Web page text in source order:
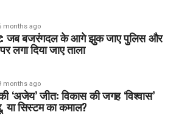
months ago
जब बजरंगदल के आगे झुक जाए पुलिस और
लगा दिया जाए ताला
months ago
‘अजेय’ जीत: विकास की जगह ‘विश्वास’
या सिस्टम का कमाल?